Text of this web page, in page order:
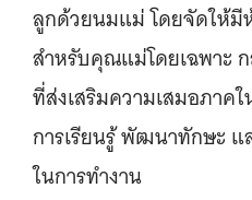
ลูกด้วยนมแม่ โดยจัดให้มี
สำหรับคุณแม่โดยเฉพาะ
ที่ส่งเสริมความเสมอภาค
การเรียนรู้ พัฒนาทักษะ แ
ในการทำงาน